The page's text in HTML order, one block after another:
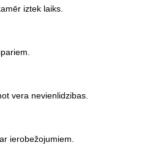
iztek laiks.
vera nevienlidzibas.
ierobežojumiem.